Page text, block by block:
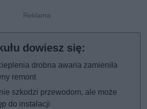
drobna awaria zamieniła
remont
szkodzi przewodom, ale może
do instalacji